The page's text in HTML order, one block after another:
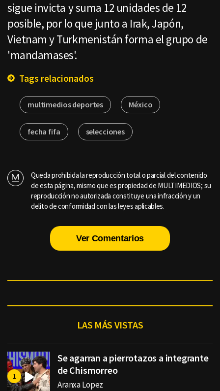
sigue invicta y suma 12 unidades de 12
posible, por lo que junto a Irak, Japón,
Vietnam y Turkmenistán forma el grupo de
'mandamases'.
Tags relacionados
multimedios deportes México
fecha fifa selecciones
Queda prohibida la reproducción total o parcial del contenido
de esta página, mismo que es propiedad de MULTIMEDIOS; su
reproducción no autorizada constituye una infracción y un
delito de conformidad con las leyes aplicables.
Ver Comentarios
LAS MÁS VISTAS
Se agarran a pierrotazos a integrante
de Chismorreo
Aranxa Lopez